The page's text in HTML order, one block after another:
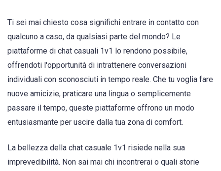
Ti sei mai chiesto cosa significhi entrare in contatto con
qualcuno a caso, da qualsiasi parte del mondo? Le
piattaforme di chat casuali 1v1 lo rendono possibile,
offrendoti l'opportunità di intrattenere conversazioni
individuali con sconosciuti in tempo reale. Che tu voglia fare
nuove amicizie, praticare una lingua o semplicemente
passare il tempo, queste piattaforme offrono un modo
entusiasmante per uscire dalla tua zona di comfort.
La bellezza della chat casuale 1v1 risiede nella sua
imprevedibilità. Non sai mai chi incontrerai o quali storie